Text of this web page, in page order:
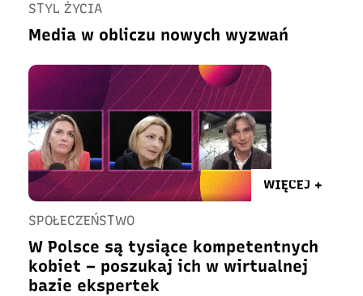
STYL ŻYCIA
Media w obliczu nowych wyzwań
WIĘCEJ +
SPOŁECZEŃSTWO
W Polsce są tysiące kompetentnych
kobiet – poszukaj ich w wirtualnej
bazie ekspertek